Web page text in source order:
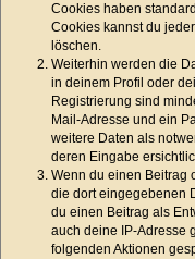
Cookies haben
Cookies kannst du
löschen.
Weiterhin werden die
in deinem Profil oder
Registrierung sind
Mail-Adresse und ein
weitere Daten als
deren Eingabe
Wenn du einen Beitrag
die dort eingegebenen
du einen Beitrag als
auch deine IP-Adresse
folgenden Aktionen